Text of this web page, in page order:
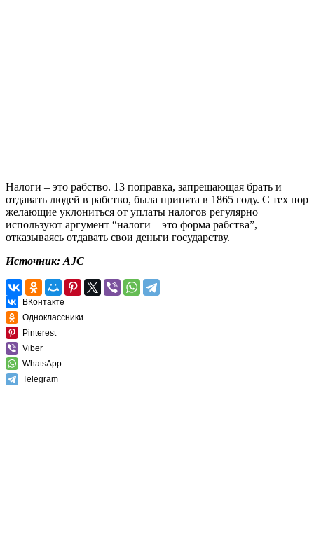
Налоги – это рабство. 13 поправка, запрещающая брать и
отдавать людей в рабство, была принята в 1865 году. С тех пор
желающие уклониться от уплаты налогов регулярно
используют аргумент “налоги – это форма рабства”,
отказываясь отдавать свои деньги государству.
Источник: AJC
ВКонтакте
Одноклассники
Pinterest
Viber
WhatsApp
Telegram